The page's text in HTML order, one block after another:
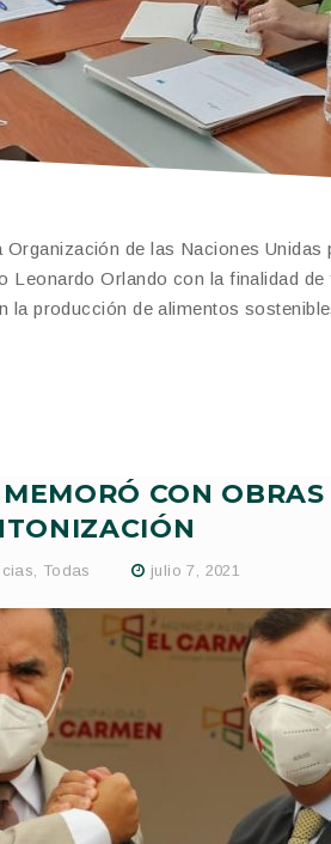
de las Naciones Unidas
Leonardo Orlando con la finalidad
producción de alimentos
CON
, Todas julio 7, 2021